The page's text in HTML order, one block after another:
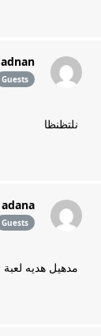
adnan
Guests
نلتظنظا
adana
Guests
مدهيل هديه لعبة